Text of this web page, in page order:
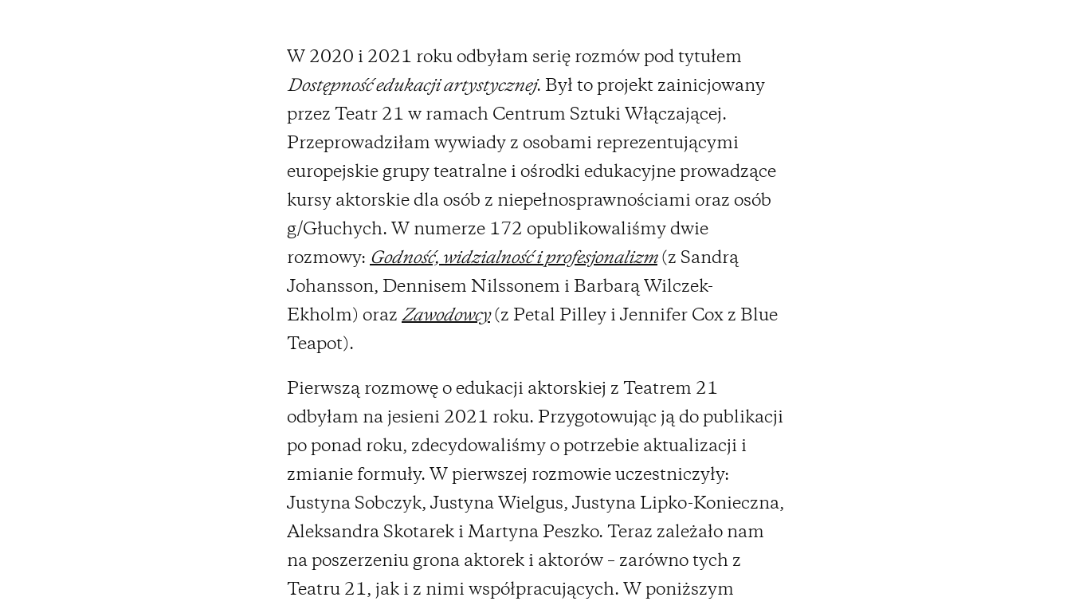
W 2020 i 2021 roku odbyłam serię rozmów pod tytułem
Dostępność edukacji artystycznej. Był to projekt zainicjowany
przez Teatr 21 w ramach Centrum Sztuki Włączającej.
Przeprowadziłam wywiady z osobami reprezentującymi
europejskie grupy teatralne i ośrodki edukacyjne prowadzące
kursy aktorskie dla osób z niepełnosprawnościami oraz osób
g/Głuchych. W numerze 172 opublikowaliśmy dwie
rozmowy: Godność, widzialność i profesjonalizm(z Sandrą
Johansson, Dennisem Nilssonem i Barbarą Wilczek-
Ekholm) oraz Zawodowcy(z Petal Pilley i Jennifer Cox z Blue
Teapot).
Pierwszą rozmowę o edukacji aktorskiej z Teatrem 21
odbyłam na jesieni 2021 roku. Przygotowując ją do publikacji
po ponad roku, zdecydowaliśmy o potrzebie aktualizacji i
zmianie formuły. W pierwszej rozmowie uczestniczyły:
Justyna Sobczyk, Justyna Wielgus, Justyna Lipko-Konieczna,
Aleksandra Skotarek i Martyna Peszko. Teraz zależało nam
na poszerzeniu grona aktorek i aktorów – zarówno tych z
Teatru 21, jak i z nimi współpracujących. W poniższym